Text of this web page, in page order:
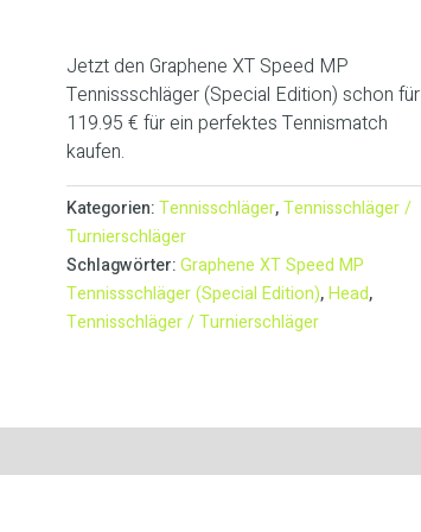
Jetzt den Graphene XT Speed MP
Tennissschläger (Special Edition) schon für
119.95 € für ein perfektes Tennismatch
kaufen.
Kategorien:Tennisschläger,Tennisschläger /
Turnierschläger
Schlagwörter:Graphene XT Speed MP
Tennissschläger (Special Edition),Head,
Tennisschläger / Turnierschläger